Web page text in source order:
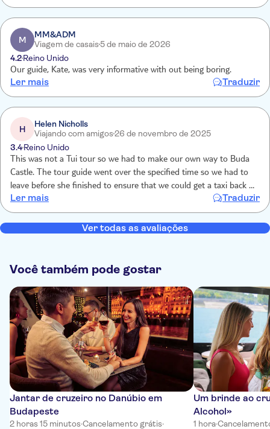
M
MM&ADM
Viagem de casais5 de maio de 2026
4.2Reino Unido
Our guide, Kate, was very informative with out being boring.
Ler mais Traduzir
H
Helen Nicholls
Viajando com amigos26 de novembro de 2025
3.4Reino Unido
This was not a Tui tour so we had to make our own way to Buda
Castle. The tour guide went over the specified time so we had to
leave before she finished to ensure that we could get a taxi back to
the ship for sailing. This added a lot of expense to the tour.The
tour guide was knowledgeable however kept on talking throughout
the tour about other possible events places of interest and the cost
Ler mais Traduzir
Ver todas as avaliações
Você também pode gostar
Jantar de cruzeiro no Danúbio em
Budapeste
2 horas 15 minutos·Cancelamento grátis·
Um brinde ao
Alcohol»
1 hora·